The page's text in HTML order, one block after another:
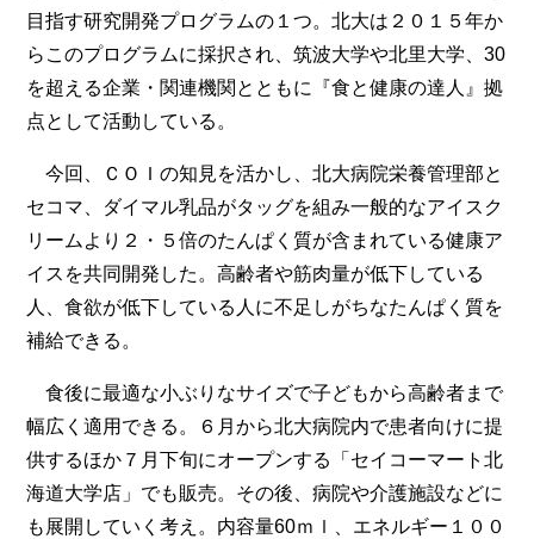
目指す研究開発プログラムの１つ。北大は２０１５年か
らこのプログラムに採択され、筑波大学や北里大学、30
を超える企業・関連機関とともに『食と健康の達人』拠
点として活動している。
今回、ＣＯＩの知見を活かし、北大病院栄養管理部と
セコマ、ダイマル乳品がタッグを組み一般的なアイスク
リームより２・５倍のたんぱく質が含まれている健康ア
イスを共同開発した。高齢者や筋肉量が低下している
人、食欲が低下している人に不足しがちなたんぱく質を
補給できる。
食後に最適な小ぶりなサイズで子どもから高齢者まで
幅広く適用できる。６月から北大病院内で患者向けに提
供するほか７月下旬にオープンする「セイコーマート北
海道大学店」でも販売。その後、病院や介護施設などに
も展開していく考え。内容量60ｍｌ、エネルギー１００